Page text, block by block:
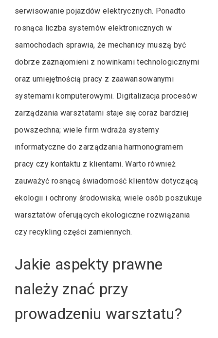
serwisowanie pojazdów elektrycznych. Ponadto
rosnąca liczba systemów elektronicznych w
samochodach sprawia, że mechanicy muszą być
dobrze zaznajomieni z nowinkami technologicznymi
oraz umiejętnością pracy z zaawansowanymi
systemami komputerowymi. Digitalizacja procesów
zarządzania warsztatami staje się coraz bardziej
powszechna; wiele firm wdraża systemy
informatyczne do zarządzania harmonogramem
pracy czy kontaktu z klientami. Warto również
zauważyć rosnącą świadomość klientów dotyczącą
ekologii i ochrony środowiska; wiele osób poszukuje
warsztatów oferujących ekologiczne rozwiązania
czy recykling części zamiennych.
Jakie aspekty prawne
należy znać przy
prowadzeniu warsztatu?